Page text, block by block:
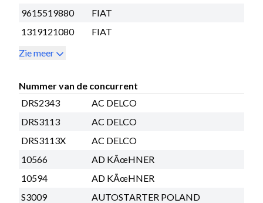
9615519880
FIAT
1319121080
FIAT
Zie meer
Nummer van de concurrent
DRS2343
AC DELCO
DRS3113
AC DELCO
DRS3113X
AC DELCO
10566
AD KÃœHNER
10594
AD KÃœHNER
S3009
AUTOSTARTER POLAND